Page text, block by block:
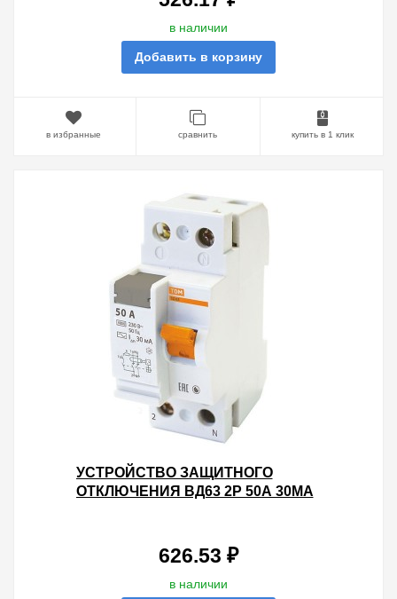
в наличии
Добавить в корзину
в избранные сравнить купить в 1 клик
УСТРОЙСТВО ЗАЩИТНОГО
ОТКЛЮЧЕНИЯ ВД63 2Р 50А 30МА
626.53 ₽
в наличии